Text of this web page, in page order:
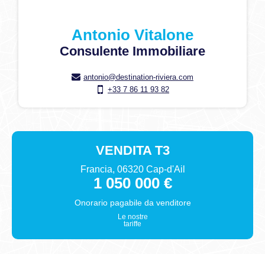
Antonio Vitalone
Consulente Immobiliare
antonio@destination-riviera.com
+33 7 86 11 93 82
VENDITAT3
Francia, 06320 Cap-d'Ail
1 050 000 €
Onorario pagabile da venditore
Le nostre
tariffe